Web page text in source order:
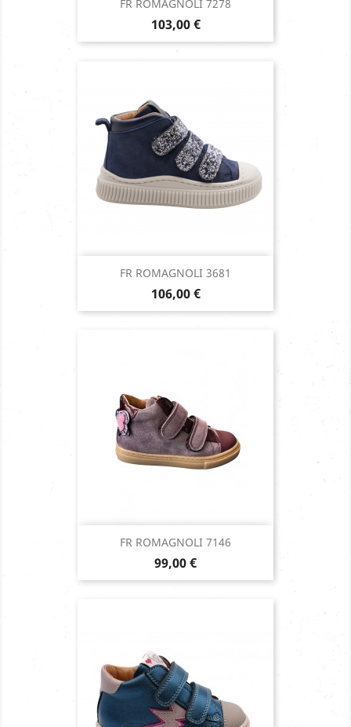
FR ROMAGNOLI 7278
Prix
103,00 €
FR ROMAGNOLI 3681
Prix
106,00 €
FR ROMAGNOLI 7146
Prix
99,00 €